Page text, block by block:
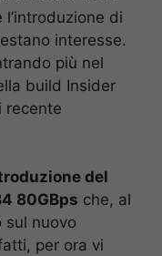
di
interesse.
più nel
build Insider
recente
del
80GBps che, al
sul nuovo
per ora vi